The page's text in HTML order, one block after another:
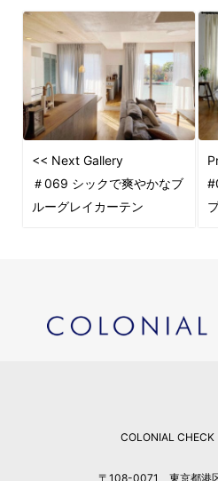
<< Next Gallery
＃069 シックで爽やかなブ
ルーグレイカーテン
COLONIAL
〒108-0071 東京都港